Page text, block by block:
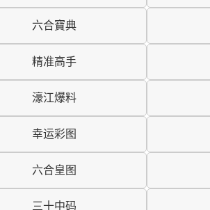
六合寶典
精准高手
濠江爆料
幸运彩图
六合皇图
三十中码